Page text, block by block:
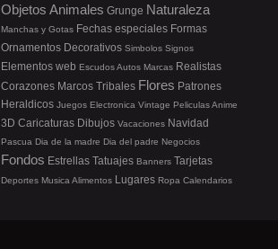
Objetos Animales Grunge Naturaleza
Manchas y Gotas Fechas especiales Formas
Ornamentos Decorativos Simbolos Signos
Elementos web EscudosAutos Marcas Realistas
Corazones Marcos Tribales Flores Patrones
Heraldicos Juegos Electronica Vintage PeliculasAnime
3D Caricaturas Dibujos Vacaciones Navidad
Pascua Dia de la madre Dia del padre Negocios
Fondos Estrellas Tatuajes Banners Tarjetas
Deportes Musica Alimentos Lugares Ropa Calendarios